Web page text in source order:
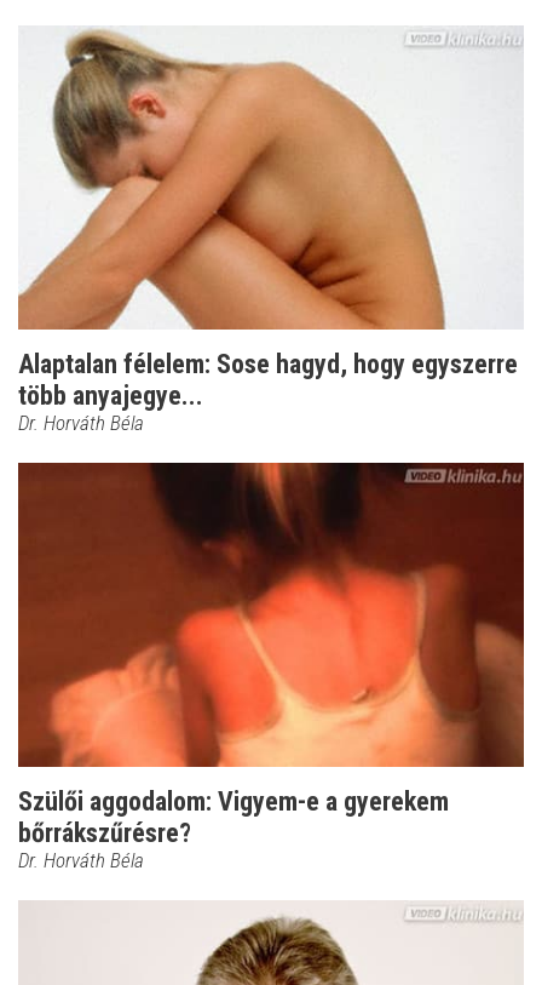
Alaptalan félelem: Sose hagyd, hogy egyszerre
több anyajegye...
Dr. Horváth Béla
Szülői aggodalom: Vigyem-e a gyerekem
bőrrákszűrésre?
Dr. Horváth Béla